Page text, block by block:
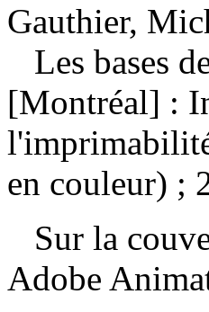
Gauthier,
Les bases
[Montréal] :
en couleur) ;
Sur la
Adobe